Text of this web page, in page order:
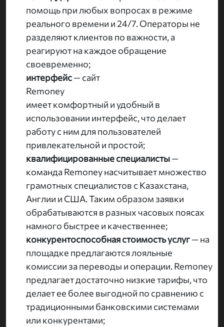
помощь при любых вопросах в режиме
реального времени и 24/7. Операторы не
разделяют клиентов по важности, а
реагируют на каждое обращение
своевременно;
интерфейс— сайт
Remoney
имеет комфортный и удобный в
использовании интерфейс, что делает
работу с ним для пользователей
привлекательной и простой;
квалифицированные специалисты—
команда Remoney насчитывает множество
грамотных специалистов с Казахстана,
Англии и США. Таким образом заявки
обрабатываются в разных часовых поясах
намного быстрее и качественнее;
конкурентоспособная стоимость услуг— на
площадке предлагаются лояльные
комиссии за переводы и операции. Remoney
предлагает достаточно низкие тарифы, что
делает ее более выгодной по сравнению с
традиционными банковскими системами
или конкурентами;